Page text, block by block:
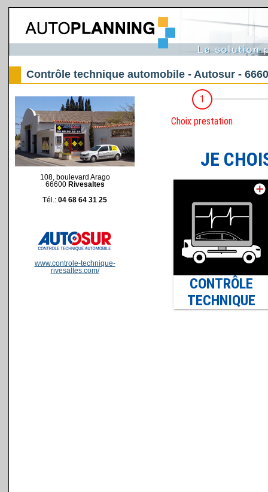
Contrôle technique automobile - Autosur -
108, boulevard Arago
66600 Rivesaltes
Tél.: 04 68 64 31 25
www.controle-technique-
rivesaltes.com/